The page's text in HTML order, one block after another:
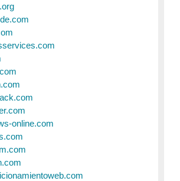
online.com